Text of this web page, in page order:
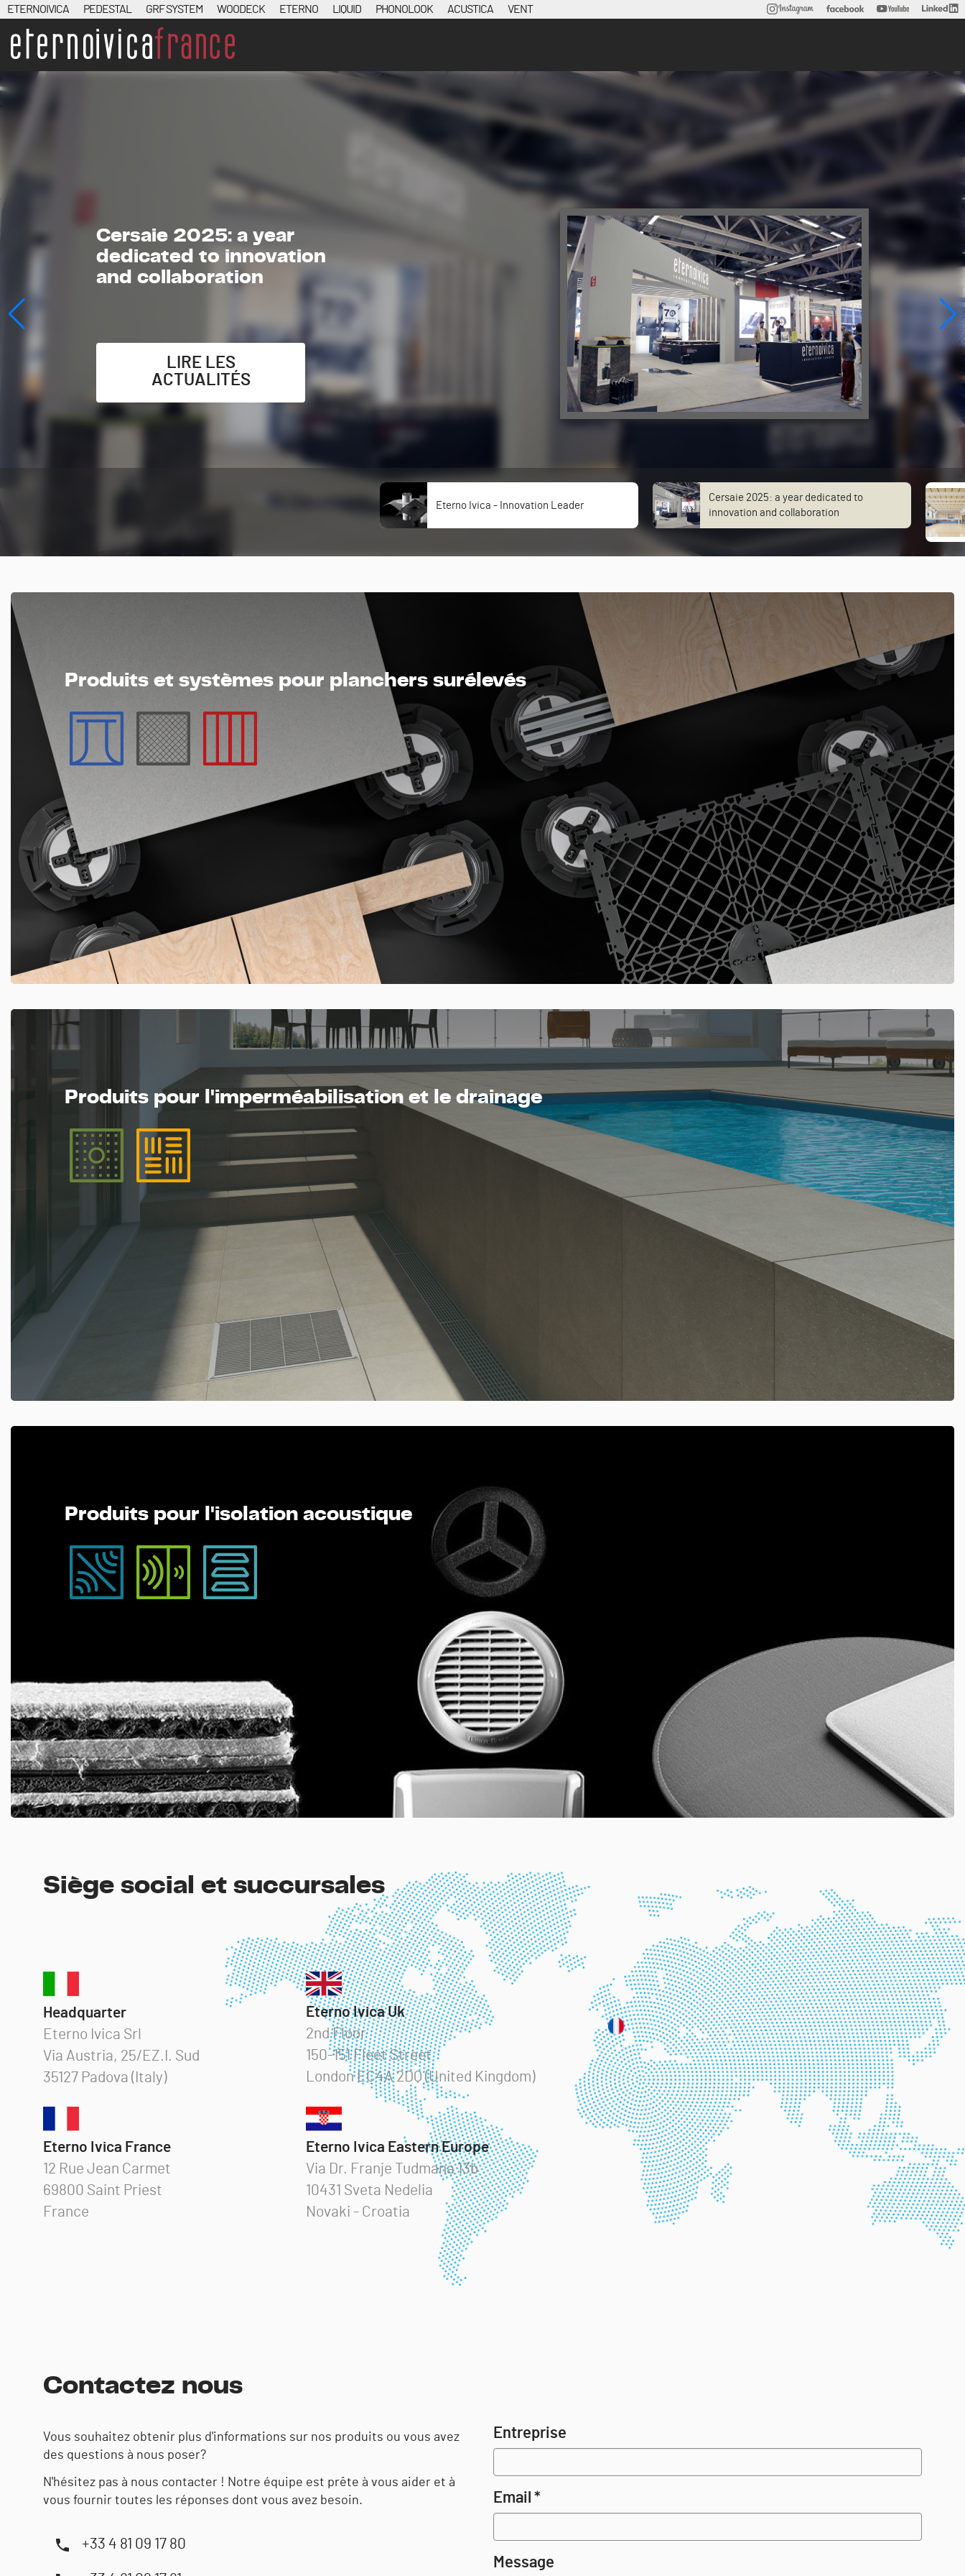
ETERNOIVICA PEDESTAL GRF SYSTEM WOODECK ETERNO LIQUID PHONOLOOK ACUSTICA VENT
Cersaie 2025: a year
dedicated to innovation
and collaboration
LIRE LES
ACTUALITÉS
Eterno Ivica - Innovation Leader
Cersaie 2025: a year dedicated to
innovation and collaboration
Produits et systèmes pour planchers surélevés
Produits pour l'imperméabilisation et le drainage
Produits pour l'isolation acoustique
Siège social et succursales
Headquarter
Eterno Ivica Srl
Via Austria, 25/EZ.I. Sud
35127 Padova (Italy)
Eterno Ivica Uk
2nd Floor
150-151 Fleet Street
London EC4A 2DQ (United Kingdom)
Eterno Ivica France
12 Rue Jean Carmet
69800 Saint Priest
France
Eterno Ivica Eastern Europe
Via Dr. Franje Tudmana 13b
10431 Sveta Nedelia
Novaki - Croatia
Contactez nous
Vous souhaitez obtenir plus d'informations sur nos produits ou vous avez
des questions à nous poser?
N'hésitez pas à nous contacter ! Notre équipe est prête à vous aider et à
vous fournir toutes les réponses dont vous avez besoin.
+33 4 81 09 17 80
Entreprise
Email *
Message